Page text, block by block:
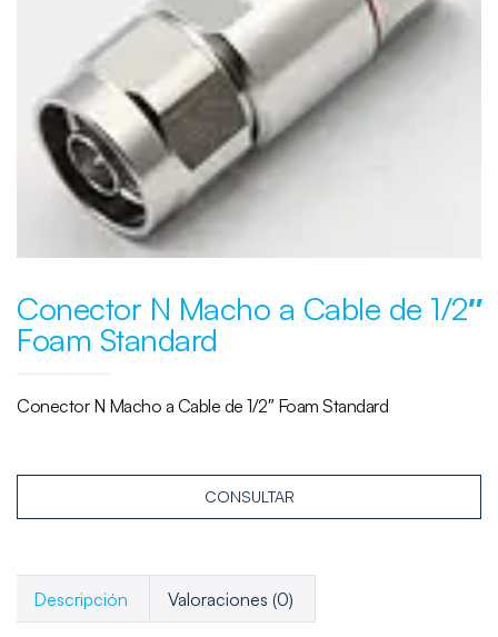
Conector N Macho a Cable de 1/2″
Foam Standard
Conector N Macho a Cable de 1/2″ Foam Standard
CONSULTAR
Descripción Valoraciones (0)